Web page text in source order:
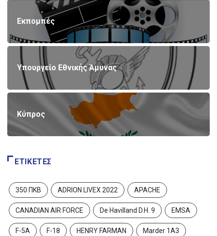
Εκπομπές
Υπουργείο Εθνικής Άμυνας
Κύπρος
ΕΤΙΚΈΤΕΣ
350 ΠΚΒ ADRION LIVEX 2022 APACHE
CANADIAN AIR FORCE De Havilland D.H. 9 EMSA
F-5A F-18 HENRY FARMAN Marder 1A3